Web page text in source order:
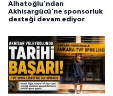
Alhatoğlu'ndan
Akhisargücü'ne sponsorluk
desteği devam ediyor